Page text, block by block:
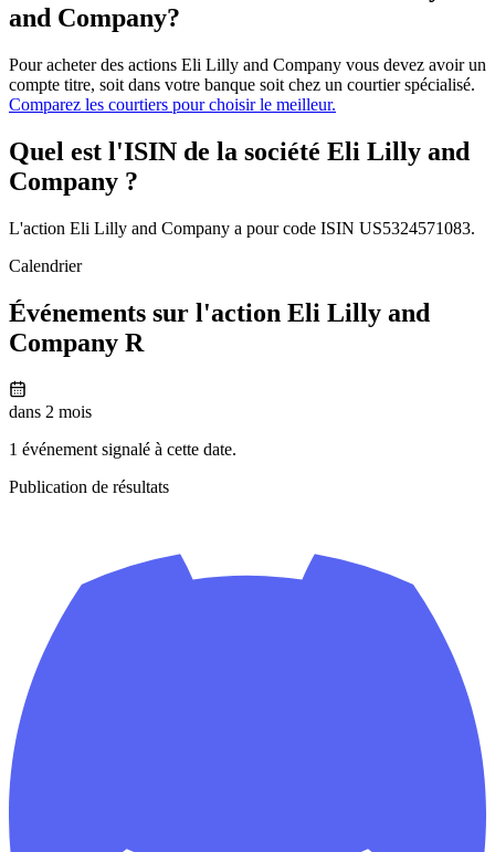
and Company?
Pour acheter des actions Eli Lilly and Company vous devez avoir un
compte titre, soit dans votre banque soit chez un courtier spécialisé.
Comparez les courtiers pour choisir le meilleur.
Quel est l'ISIN de la société Eli Lilly and
Company ?
L'action Eli Lilly and Company a pour code ISIN US5324571083.
Calendrier
Événements sur l'action Eli Lilly and
Company R
dans 2 mois
1 événement signalé à cette date.
Publication de résultats